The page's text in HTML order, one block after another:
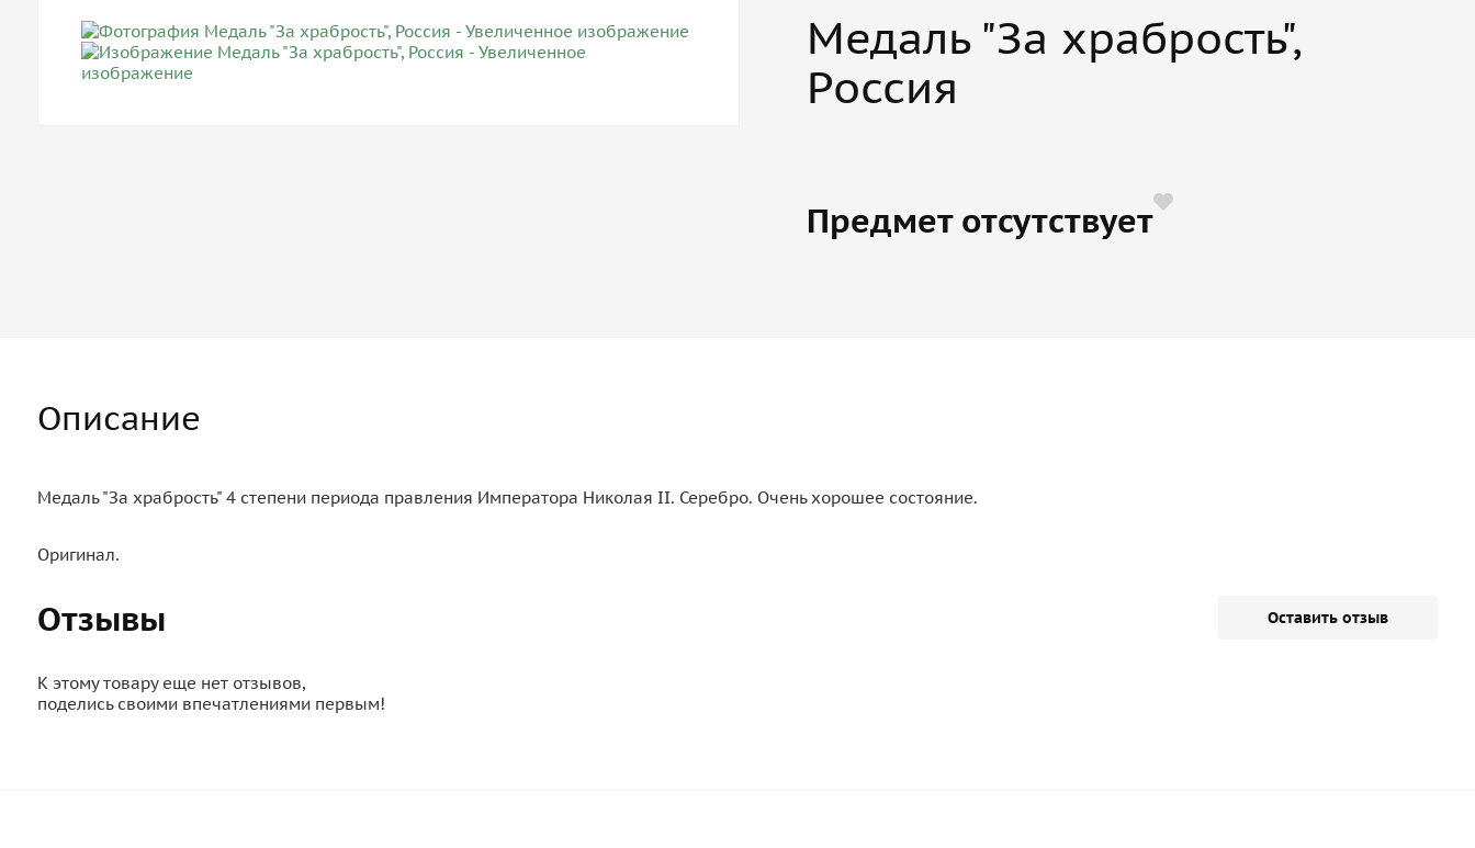
Медаль "За храбрость",
Россия
Предмет отсутствует
Описание
Медаль "За храбрость" 4 степени периода правления Императора Николая II. Серебро. Очень хорошее состояние.
Оригинал.
Отзывы Оставить отзыв
К этому товару еще нет отзывов,
поделись своими впечатлениями первым!